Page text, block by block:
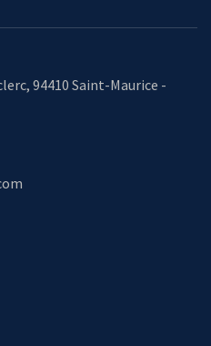
94410 Saint-Maurice -